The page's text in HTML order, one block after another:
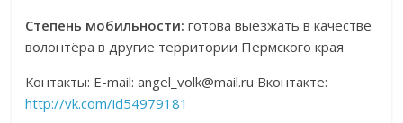
Степень мобильности: готова выезжать в качестве
волонтёра в другие территории Пермского края
Контакты: E-mail: angel_volk@mail.ru Вконтакте:
http://vk.com/id54979181